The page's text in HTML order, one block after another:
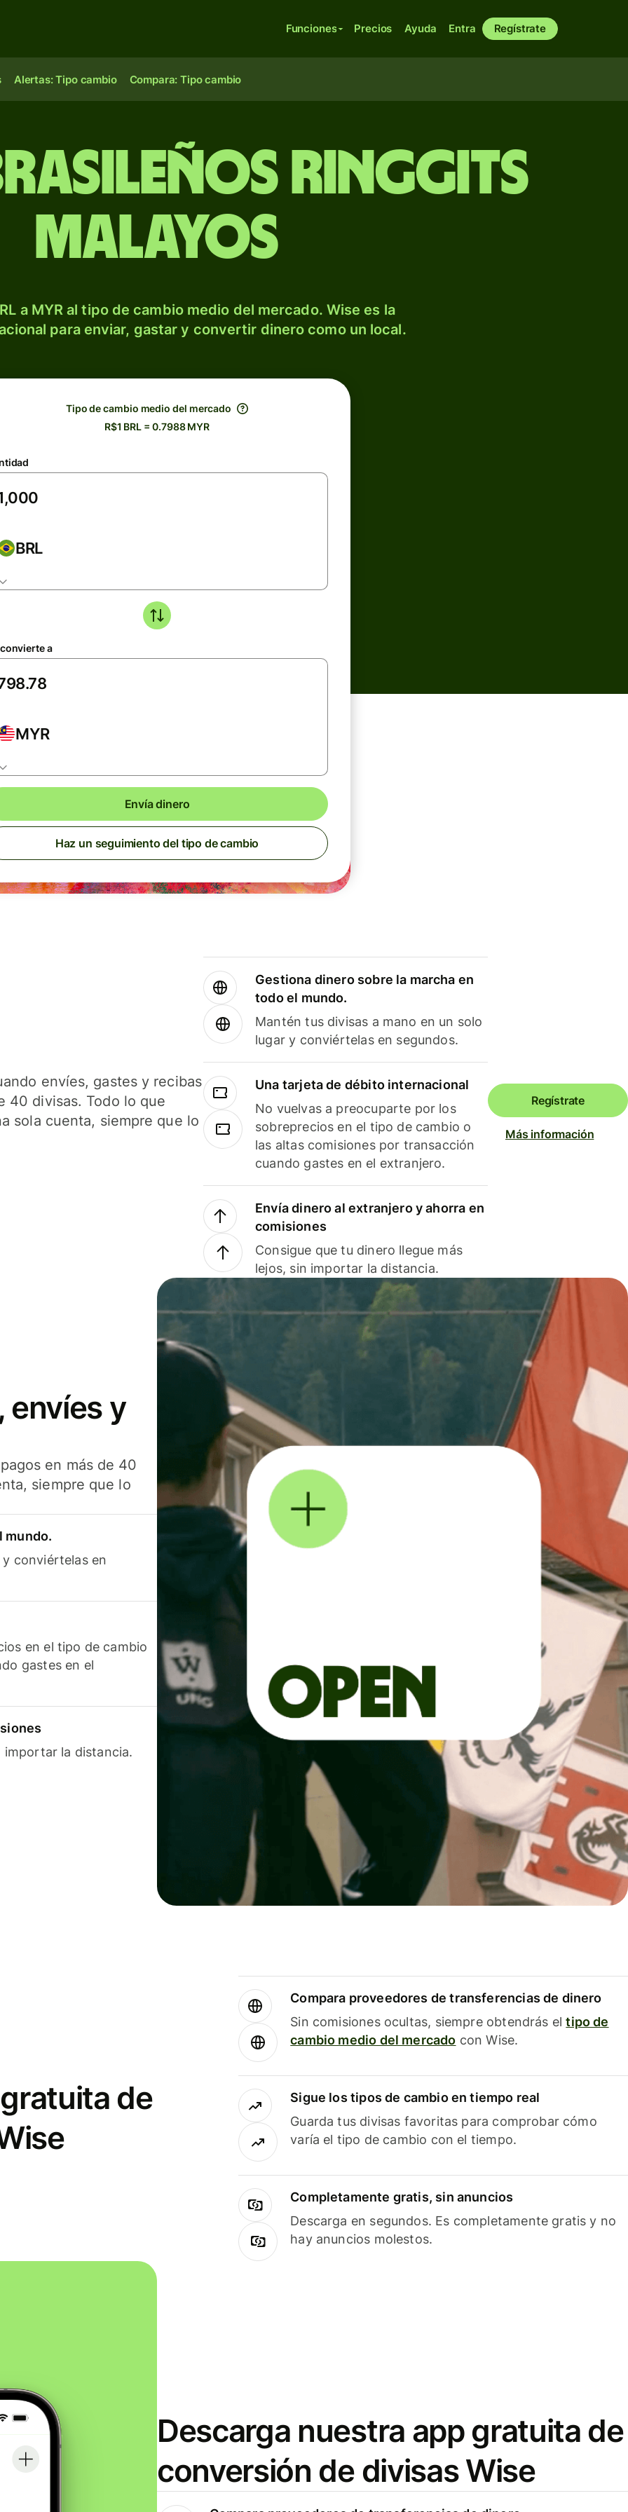
Funciones Precios Ayuda Entra Regístrate
Alertas: Tipo cambio Compara: Tipo cambio
ringgits
malayos
a MYR al tipo de cambio medio del mercado. Wise es la
para enviar, gastar y convertir dinero como un local.
Tipo de cambio medio del mercado
R$1 BRL = 0.7988 MYR
BRL
a
MYR
Envía dinero
Haz un seguimiento del tipo de cambio
envíes, gastes y recibas
40 divisas. Todo lo que
sola cuenta, siempre que lo
Gestiona dinero sobre la marcha en
todo el mundo.
Mantén tus divisas a mano en un solo
lugar y conviértelas en segundos.
Una tarjeta de débito internacional
No vuelvas a preocuparte por los
sobreprecios en el tipo de cambio o
las altas comisiones por transacción
cuando gastes en el extranjero.
Envía dinero al extranjero y ahorra en
comisiones
Consigue que tu dinero llegue más
lejos, sin importar la distancia.
Regístrate
Más información
envíes y
en más de 40
siempre que lo
mundo.
conviértelas en
en el tipo de cambio
gastes en el
importar la distancia.
de
Compara proveedores de transferencias de dinero
Sin comisiones ocultas, siempre obtendrás eltipo de
cambio medio del mercado con Wise.
Sigue los tipos de cambio en tiempo real
Guarda tus divisas favoritas para comprobar cómo
varía el tipo de cambio con el tiempo.
Completamente gratis, sin anuncios
Descarga en segundos. Es completamente gratis y no
hay anuncios molestos.
Descarga nuestra app gratuita de
conversión de divisas Wise